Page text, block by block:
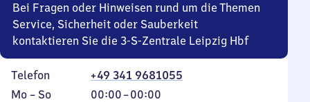
Bei Fragen oder Hinweisen rund um die Themen
Service, Sicherheit oder Sauberkeit
kontaktieren Sie die 3-S-Zentrale Leipzig Hbf
Telefon
+49 341 9681055
Montag
Mo – So,
00:00–00:00
Von